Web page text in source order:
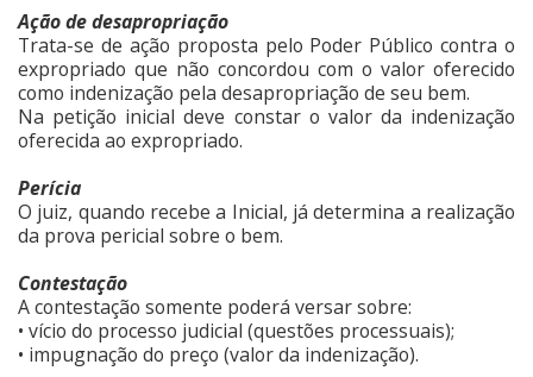
Ação de desapropriação
Trata-se de ação proposta pelo Poder Público contra o
expropriado que não concordou com o valor oferecido
como indenização pela desapropriação de seu bem.
Na petição inicial deve constar o valor da indenização
oferecida ao expropriado.
Perícia
O juiz, quando recebe a Inicial, já determina a realização
da prova pericial sobre o bem.
Contestação
A contestação somente poderá versar sobre:
• vício do processo judicial (questões processuais);
• impugnação do preço (valor da indenização).